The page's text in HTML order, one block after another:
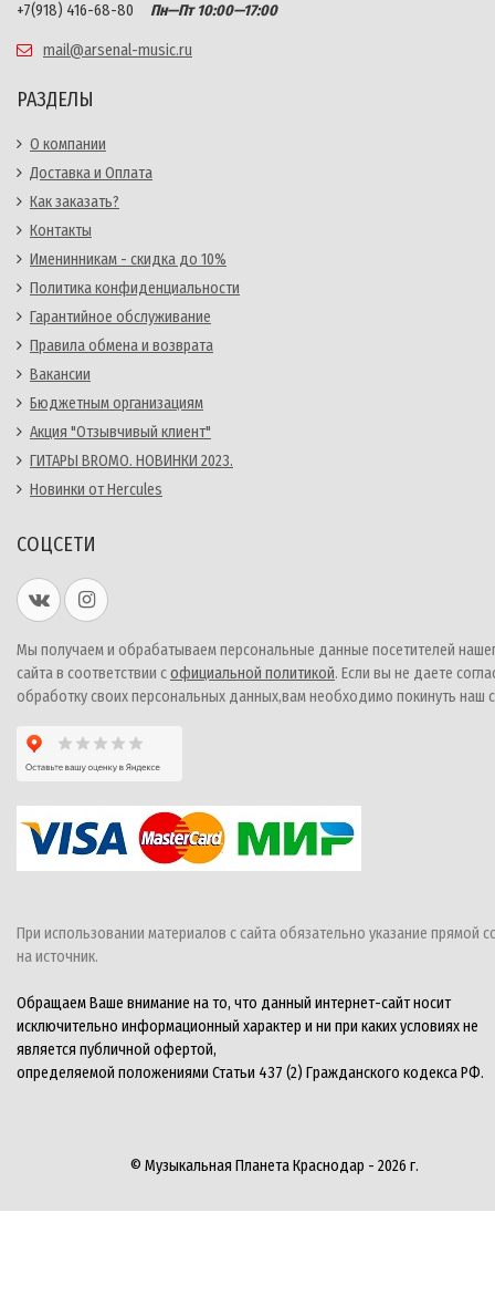
+7(918) 416-68-80
Пн—Пт 10:00—17:00
mail@arsenal-music.ru
РАЗДЕЛЫ
О компании
Доставка и Оплата
Как заказать?
Контакты
Именинникам - скидка до 10%
Политика конфиденциальности
Гарантийное обслуживание
Правила обмена и возврата
Вакансии
Бюджетным организациям
Акция "Отзывчивый клиент"
ГИТАРЫ BROMO. НОВИНКИ 2023.
Новинки от Hercules
СОЦСЕТИ
Мы получаем и обрабатываем персональные данные посетителей
сайта в соответствии софициальной политикой. Если вы не даете
обработку своих персональных данных,вам необходимо покинуть наш
При использовании материалов с сайта обязательно указание прямой
на источник.
Обращаем Ваше внимание на то, что данный интернет-сайт носит
исключительно информационный характер и ни при каких условиях не
является публичной офертой,
определяемой положениями Статьи 437 (2) Гражданского кодекса РФ.
© Музыкальная Планета Краснодар - 2026 г.